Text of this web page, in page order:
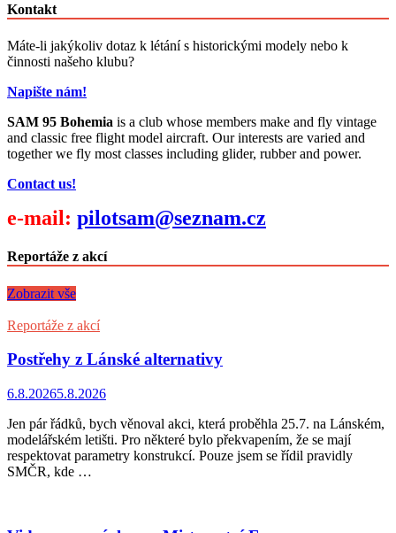
Kontakt
Máte-li jakýkoliv dotaz k létání s historickými modely nebo k
činnosti našeho klubu?
Napište nám!
SAM 95 Bohemia is a club whose members make and fly vintage
and classic free flight model aircraft. Our interests are varied and
together we fly most classes including glider, rubber and power.
Contact us!
e-mail: pilotsam@seznam.cz
Reportáže z akcí
Zobrazit vše
Reportáže z akcí
Postřehy z Lánské alternativy
6.8.20265.8.2026
Jen pár řádků, bych věnoval akci, která proběhla 25.7. na Lánském,
modelářském letišti. Pro některé bylo překvapením, že se mají
respektovat parametry konstrukcí. Pouze jsem se řídil pravidly
SMČR, kde …